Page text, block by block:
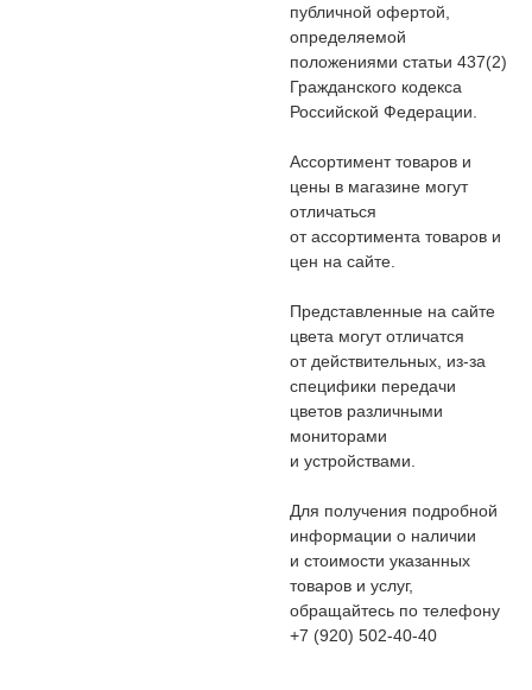
публичной офертой,
определяемой
положениями статьи 437(2)
Гражданского кодекса
Российской Федерации.
Ассортимент товаров и
цены в магазине могут
отличаться
от ассортимента товаров и
цен на сайте.
Представленные на сайте
цвета могут отличатся
от действительных, из-за
специфики передачи
цветов различными
мониторами
и устройствами.
Для получения подробной
информации о наличии
и стоимости указанных
товаров и услуг,
обращайтесь по телефону
+7 (920) 502-40-40